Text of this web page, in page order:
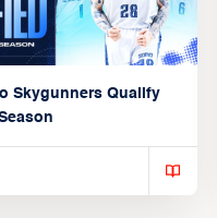
Skygunners Qualify